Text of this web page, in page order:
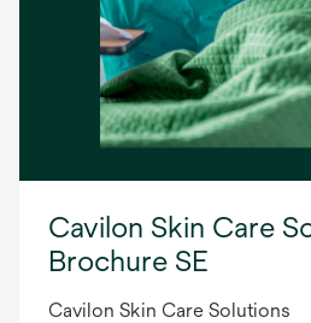
Cavilon Skin Care
Brochure SE
Cavilon Skin Care Solutions